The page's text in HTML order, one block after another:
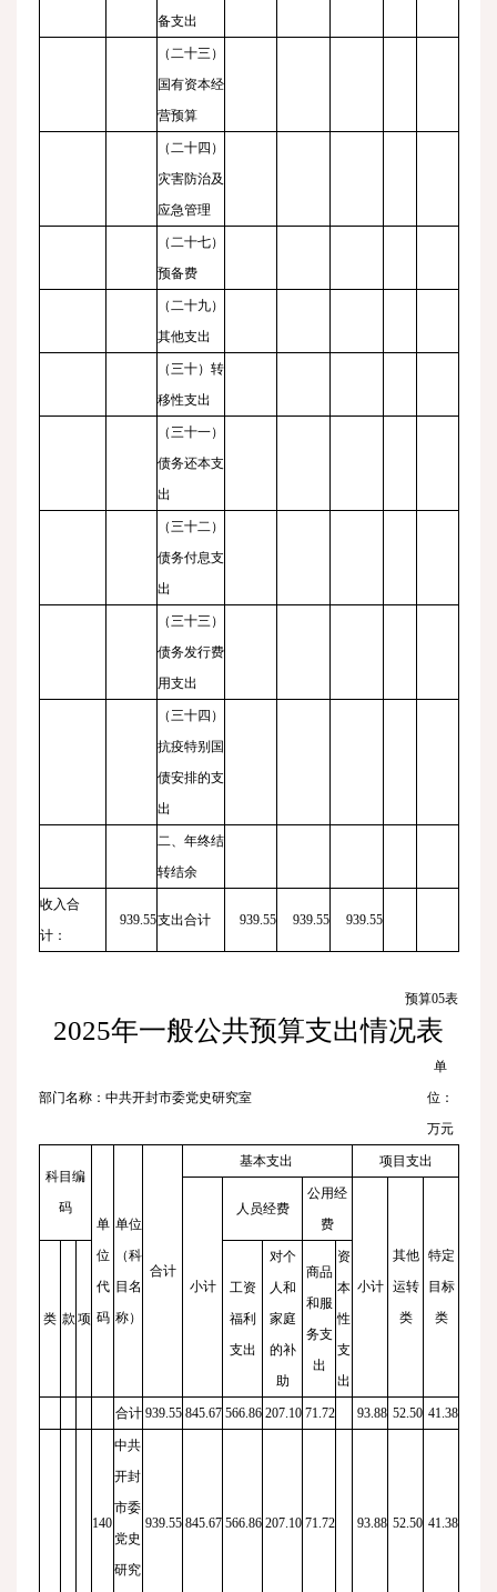
备支出
（二十三）
国有资本经
营预算
（二十四）
灾害防治及
应急管理
（二十七）
预备费
（二十九）
其他支出
（三十）转
移性支出
（三十一）
债务还本支
出
（三十二）
债务付息支
出
（三十三）
债务发行费
用支出
（三十四）
抗疫特别国
债安排的支
出
二、年终结
转结余
收入合
计：
939.55支出合计 939.55 939.55 939.55
预算05表
2025年一般公共预算支出情况表
部门名称：中共开封市委党史研究室
单
位：
万元
科目编
码
单
位
代
码
单位
（科
目名
称）
合计
基本支出 项目支出
小计
人员经费
公用经
费
小计
其他
运转
类
特定
目标
类
类 款 项
工资
福利
支出
对个
人和
家庭
的补
助
商品
和服
务支
出
资
本
性
支
出
合计 939.55 845.67 566.86 207.10 71.72 93.88 52.50 41.38
140
中共
开封
市委
党史
研究
939.55 845.67 566.86 207.10 71.72 93.88 52.50 41.38